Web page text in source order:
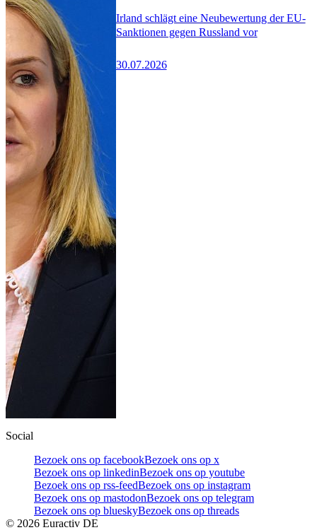
Irland schlägt eine Neubewertung der EU-
Sanktionen gegen Russland vor
30.07.2026
Social
Bezoek ons op facebookBezoek ons op x
Bezoek ons op linkedinBezoek ons op youtube
Bezoek ons op rss-feedBezoek ons op instagram
Bezoek ons op mastodonBezoek ons op telegram
Bezoek ons op blueskyBezoek ons op threads
© 2026 Euractiv DE